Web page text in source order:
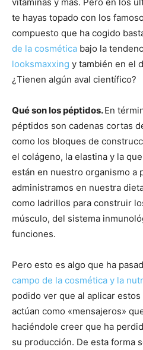
te hayas topado con los
compuesto que ha cogido
de la cosmética bajo la
looksmaxxing y también en el
¿Tienen algún aval científico?
Qué son los péptidos.En
péptidos son cadenas cortas
como los bloques de
el colágeno, la elastina y la
están en nuestro organismo a
administramos en nuestra
como ladrillos para construir
músculo, del sistema
funciones.
Pero esto es algo que ha
campo de la cosmética y la
podido ver que al aplicar
actúan como «mensajeros»
haciéndole creer que ha
su producción. De esta forma